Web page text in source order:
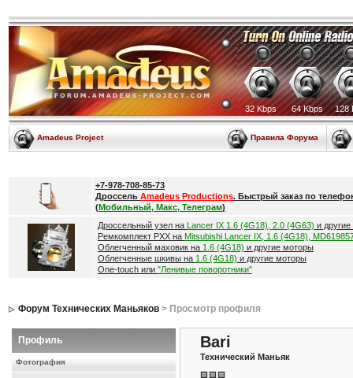
32 Kbps 64 Kbps 128
Amadeus Project Правила Форума
+7-978-708-85-73
Дроссель Amadeus Productions. Быстрый заказ по
(Мобильный, Макс, Телеграм)
Дроссельный узел на Lancer IX 1.6 (4G18), 2.0 (4G63) и
Ремкомплект РХХ на Mitsubishi Lancer IX, 1.6 (4G18),
Облегченный маховик на 1.6 (4G18) и другие моторы
Облегченные шкивы на 1.6 (4G18) и другие моторы
One-touch или "Ленивые поворотники"
Форум Технических Маньяков> Просмотр профиля
Профиль
Фотография
Bari
Технический Маньяк